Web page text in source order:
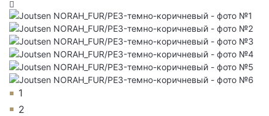
1
2